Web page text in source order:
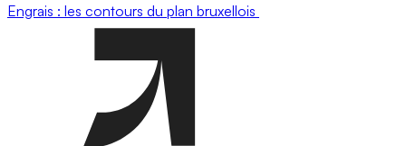
Engrais : les contours du plan bruxellois